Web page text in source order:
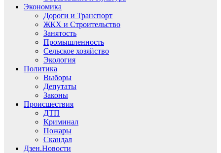
Экономика
Дороги и Транспорт
ЖКХ и Строительство
Занятость
Промышленность
Сельское хозяйство
Экология
Политика
Выборы
Депутаты
Законы
Происшествия
ДТП
Криминал
Пожары
Скандал
Дзен.Новости